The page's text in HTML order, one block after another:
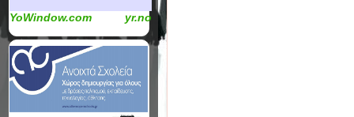
YoWindow.com yr.no